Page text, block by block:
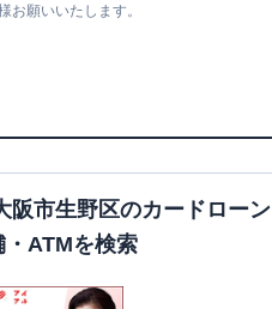
願いいたします。
阪市生野区のカードローン
・ATMを検索